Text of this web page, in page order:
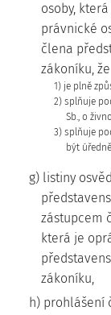
osoby,
právnické
člena
zákoníku, že
1) je plně
2) splňuje
Sb., o
3) splňuje
být
g) listiny
zástupcem
která je
zákoníku,
h) prohlášení